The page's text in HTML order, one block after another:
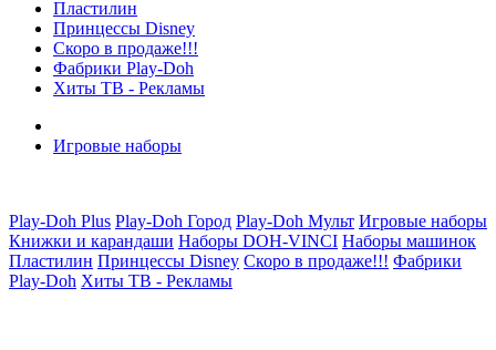
Пластилин
Принцессы Disney
Скоро в продаже!!!
Фабрики Play-Doh
Хиты ТВ - Рекламы
Игровые наборы
Play-Doh Plus Play-Doh Город Play-Doh Мульт Игровые наборы
Книжки и карандаши Наборы DOH-VINCI Наборы машинок
Пластилин Принцессы Disney Скоро в продаже!!! Фабрики
Play-Doh Хиты ТВ - Рекламы